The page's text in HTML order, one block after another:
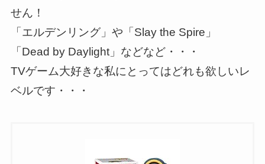
せん！
「エルデンリング」や「Slay the Spire」
「Dead by Daylight」などなど・・・
TVゲーム大好きな私にとってはどれも欲しいレ
ベルです・・・